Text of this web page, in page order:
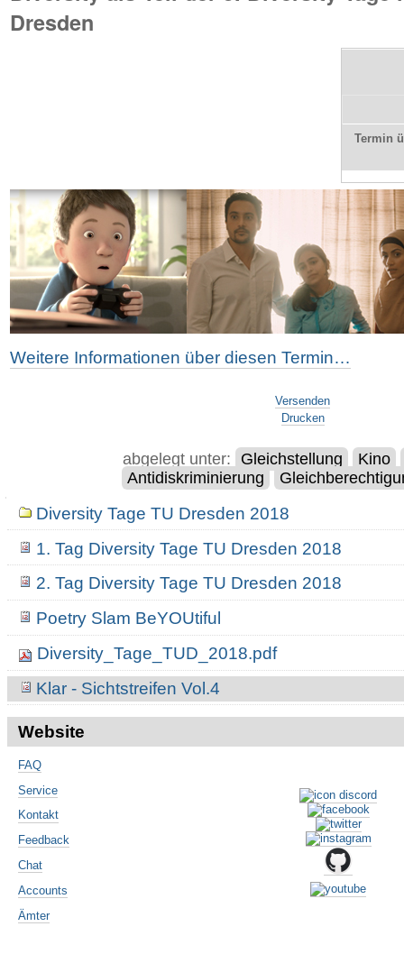
Dresden
Termin
Weitere Informationen über diesen Termin…
Versenden
Drucken
abgelegt unter: Gleichstellung
Kino
Antidiskriminierung
NavigationDiversity Tage TU Dresden 2018
1. Tag Diversity Tage TU Dresden 2018
2. Tag Diversity Tage TU Dresden 2018
Poetry Slam BeYOUtiful
Diversity_Tage_TUD_2018.pdf
Klar - Sichtstreifen Vol.4
Website
FAQ
Service
Kontakt
Feedback
Chat
Accounts
Ämter